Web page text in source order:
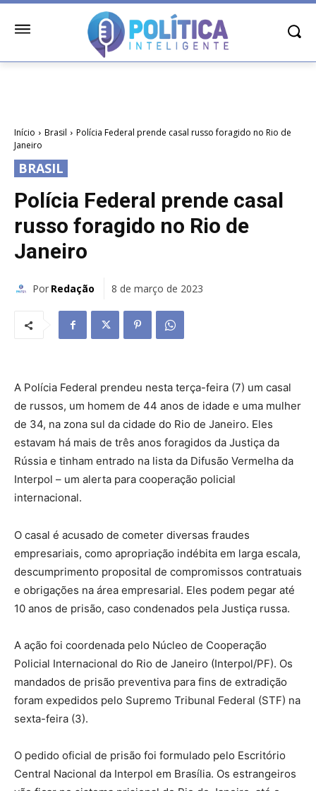
Início Brasil
Polícia Federal prende casal russo foragido no Rio de
Janeiro
BRASIL
Polícia Federal prende casal
russo foragido no Rio de
Janeiro
Por Redação 8 de março de 2023
A Polícia Federal prendeu nesta terça-feira (7) um casal
de russos, um homem de 44 anos de idade e uma mulher
de 34, na zona sul da cidade do Rio de Janeiro. Eles
estavam há mais de três anos foragidos da Justiça da
Rússia e tinham entrado na lista da Difusão Vermelha da
Interpol – um alerta para cooperação policial
internacional.
O casal é acusado de cometer diversas fraudes
empresariais, como apropriação indébita em larga escala,
descumprimento proposital de compromissos contratuais
e obrigações na área empresarial. Eles podem pegar até
10 anos de prisão, caso condenados pela Justiça russa.
A ação foi coordenada pelo Núcleo de Cooperação
Policial Internacional do Rio de Janeiro (Interpol/PF). Os
mandados de prisão preventiva para fins de extradição
foram expedidos pelo Supremo Tribunal Federal (STF) na
sexta-feira (3).
O pedido oficial de prisão foi formulado pelo Escritório
Central Nacional da Interpol em Brasília. Os estrangeiros